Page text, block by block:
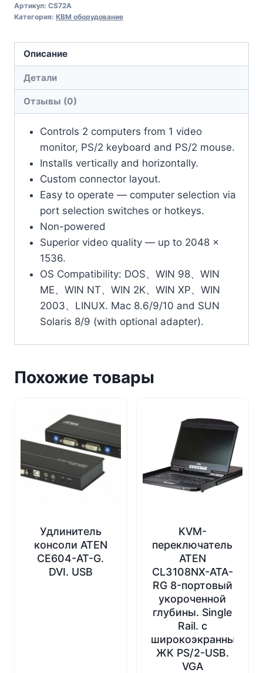
Артикул: CS72A
Категория: КВМ оборудование
Описание
Детали
Отзывы (0)
Controls 2 computers from 1 video
monitor, PS/2 keyboard and PS/2 mouse.
Installs vertically and horizontally.
Custom connector layout.
Easy to operate — computer selection via
port selection switches or hotkeys.
Non-powered
Superior video quality — up to 2048 x
1536.
OS Compatibility: DOS、WIN 98、WIN
ME、WIN NT、WIN 2K、WIN XP、WIN
2003、LINUX. Mac 8.6/9/10 and SUN
Solaris 8/9 (with optional adapter).
Похожие товары
Удлинитель
консоли ATEN
CE604-AT-G.
DVI. USB
KVM-
переключатель
ATEN
CL3108NX-ATA-
RG 8-портовый
укороченной
глубины. Single
Rail. с
широкоэкранным
ЖК PS/2-USB.
VGA